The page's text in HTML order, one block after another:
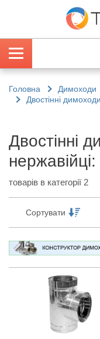
Головна Димоходи
Двостінні
Двостінні
товарів в категорії 2
Сортувати